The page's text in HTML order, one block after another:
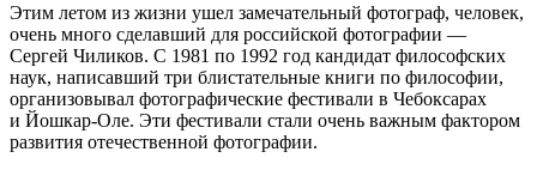
Этим летом из жизни ушел замечательный фотограф, человек,
очень много сделавший для российской фотографии —
Сергей Чиликов. С 1981 по 1992 год кандидат философских
наук, написавший три блистательные книги по философии,
организовывал фотографические фестивали в Чебоксарах
и Йошкар-Оле. Эти фестивали стали очень важным фактором
развития отечественной фотографии.